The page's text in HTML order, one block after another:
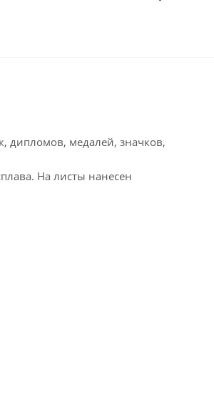
дипломов, медалей, значков,
На листы нанесен